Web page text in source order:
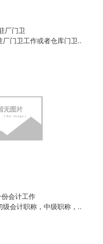
厂门卫
门卫工作或者仓库门卫..
会计工作
会计职称，中级职称，..